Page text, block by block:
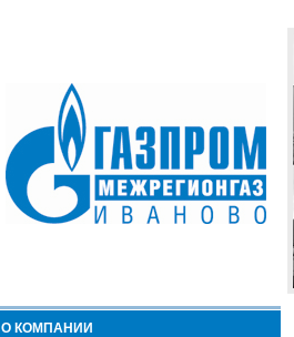
О КОМПАНИИ